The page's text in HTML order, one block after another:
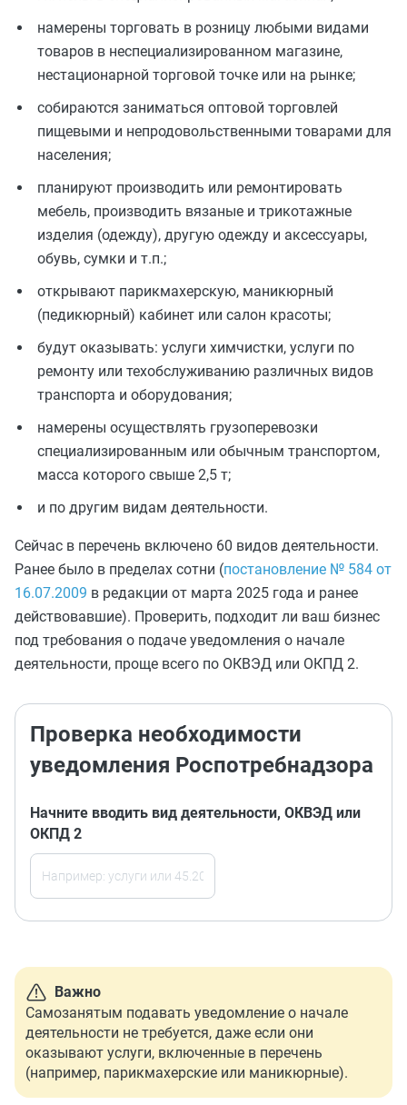
намерены торговать в розницу любыми видами
товаров в неспециализированном магазине,
нестационарной торговой точке или на рынке;
собираются заниматься оптовой торговлей
пищевыми и непродовольственными товарами для
населения;
планируют производить или ремонтировать
мебель, производить вязаные и трикотажные
изделия (одежду), другую одежду и аксессуары,
обувь, сумки и т.п.;
открывают парикмахерскую, маникюрный
(педикюрный) кабинет или салон красоты;
будут оказывать: услуги химчистки, услуги по
ремонту или техобслуживанию различных видов
транспорта и оборудования;
намерены осуществлять грузоперевозки
специализированным или обычным транспортом,
масса которого свыше 2,5 т;
и по другим видам деятельности.
Сейчас в перечень включено 60 видов деятельности.
Ранее было в пределах сотни (постановление № 584 от
16.07.2009 в редакции от марта 2025 года и ранее
действовавшие). Проверить, подходит ли ваш бизнес
под требования о подаче уведомления о начале
деятельности, проще всего по ОКВЭД или ОКПД 2.
Проверка необходимости
уведомления Роспотребнадзора
Начните вводить вид деятельности, ОКВЭД или
ОКПД 2
Важно
Самозанятым подавать уведомление о начале
деятельности не требуется, даже если они
оказывают услуги, включенные в перечень
(например, парикмахерские или маникюрные).